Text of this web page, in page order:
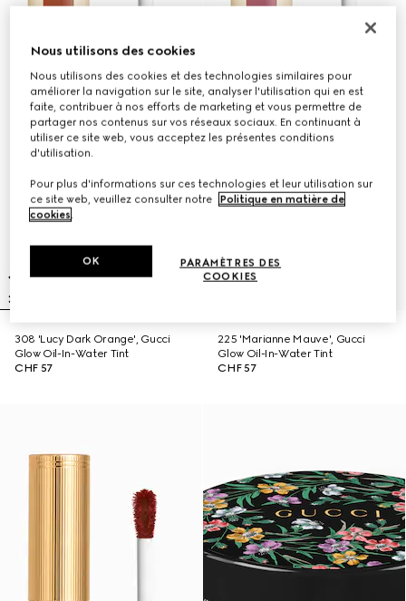
308 'Lucy Dark Orange', Gucci
Glow Oil-In-Water Tint
CHF 57
225 'Marianne Mauve', Gucci
Glow Oil-In-Water Tint
CHF 57
Nous utilisons des cookies
Nous utilisons des cookies et des technologies similaires pour
améliorer la navigation sur le site, analyser l'utilisation qui en est
faite, contribuer à nos efforts de marketing et vous permettre de
partager nos contenus sur vos réseaux sociaux. En continuant à
utiliser ce site web, vous acceptez les présentes conditions
d'utilisation.
Pour plus d'informations sur ces technologies et leur utilisation sur
ce site web, veuillez consulter notre
Politique en matière de
cookies.
PARAMÈTRES DES
COOKIES
OK